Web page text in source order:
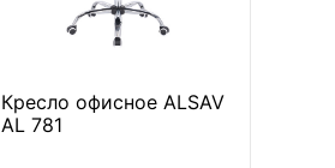
Кресло офисное ALSAV
AL 781